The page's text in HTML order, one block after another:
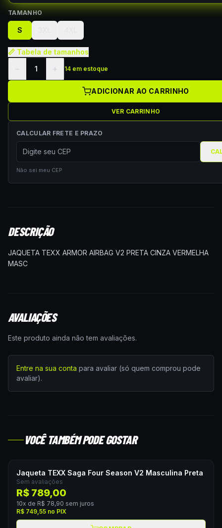
TAMANHO
S
📏 Tabela de tamanhos
− 1 + 14 em estoque
ADICIONAR AO CARRINHO
VER CARRINHO
CALCULAR FRETE E PRAZO
Não sei meu CEP
DESCRIÇÃO
JAQUETA TEXX ARMOR AIRBAG V2 PRETA CINZA VERMELHA
MASC
AVALIAÇÕES
Este produto ainda não tem avaliações.
Entre na sua conta para avaliar (só quem comprou pode
avaliar).
VOCÊ TAMBÉM PODE GOSTAR
Jaqueta TEXX Saga Four Season V2 Masculina Preta
Sem avaliações
R$ 789,00
10x de R$ 78,90 sem juros
R$ 749,55 no PIX